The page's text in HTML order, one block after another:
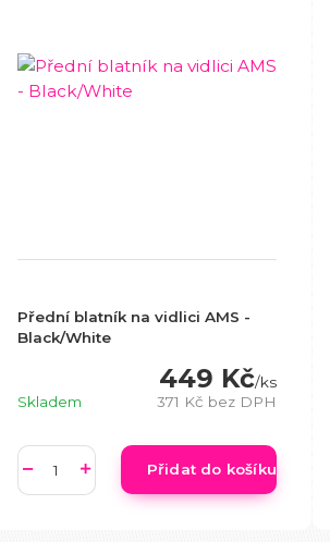
Přední blatník na vidlici AMS -
Black/White
449 Kč/ks
371 Kč bez DPH
Skladem
Přidat do košíku